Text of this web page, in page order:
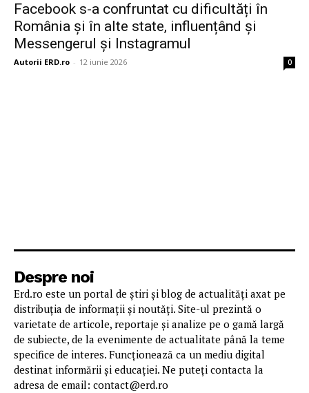
Facebook s-a confruntat cu dificultăți în
România și în alte state, influențând și
Messengerul și Instagramul
Autorii ERD.ro - 12 iunie 2026 0
Despre noi
Erd.ro este un portal de știri și blog de actualități axat pe
distribuția de informații și noutăți. Site-ul prezintă o
varietate de articole, reportaje și analize pe o gamă largă
de subiecte, de la evenimente de actualitate până la teme
specifice de interes. Funcționează ca un mediu digital
destinat informării și educației. Ne puteți contacta la
adresa de email: contact@erd.ro